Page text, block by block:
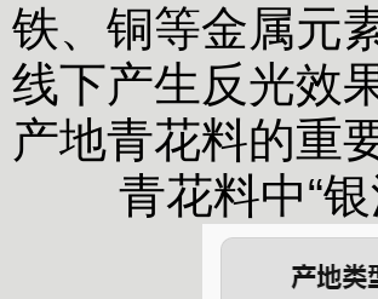
铁、铜等金属元
线下产生反光效
产地青花料的重
青花料中“银